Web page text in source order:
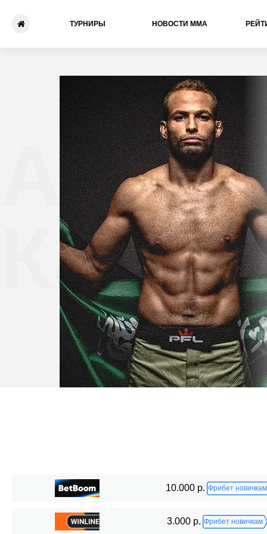
ТУРНИРЫ НОВОСТИ ММА
Статистика боев по организациям
Организация
5
10.000 р. Фрибет новичкам
3.000 р. Фрибет новичкам